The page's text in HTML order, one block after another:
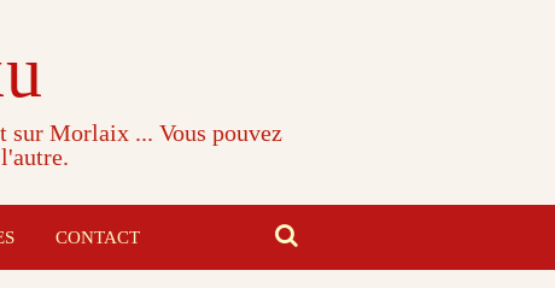
sur Morlaix ... Vous pouvez
CONTACT